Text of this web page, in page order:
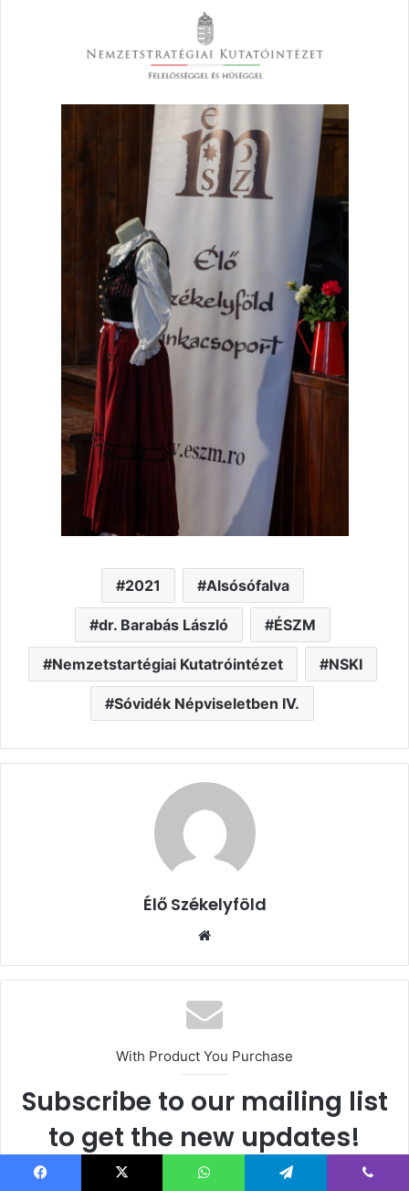
2021 Alsósófalva
dr. Barabás László ÉSZM
Nemzetstartégiai Kutatróintézet NSKI
Sóvidék Népviseletben IV.
Élő Székelyföld
With Product You Purchase
Subscribe to our mailing list
to get the new updates!
Lorem ipsum dolor sit amet, consectetur.